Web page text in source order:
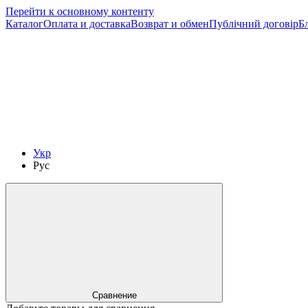
Перейти к основному контенту
КаталогОплата и доставкаВозврат и обменПублічний договір
Укр
Рус
Сравнение